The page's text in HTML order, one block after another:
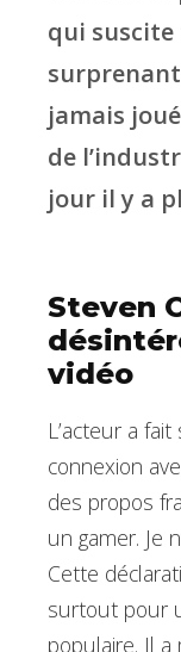
qui
jamais
de
jour il y a
Steven
vidéo
L’acteur a
connexion
des propos
un gamer. Je
Cette
surtout pour
populaire. Il